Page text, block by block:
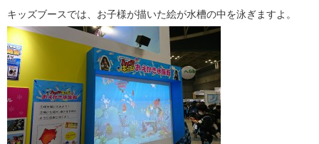
キッズブースでは、お子様が描いた絵が水槽の中を泳ぎますよ。